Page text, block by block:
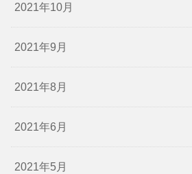
2021年10月
2021年9月
2021年8月
2021年6月
2021年5月